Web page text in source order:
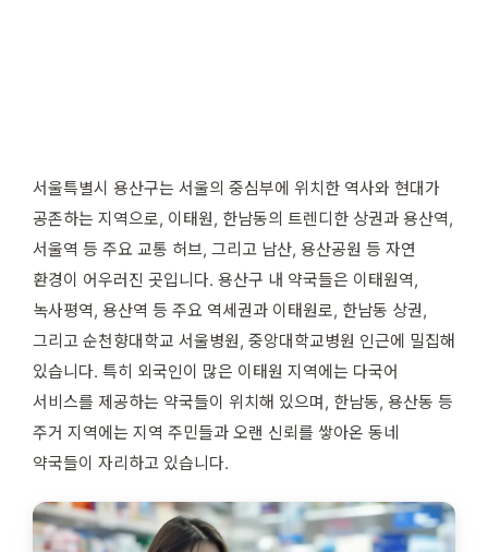
서울특별시 용산구는 서울의 중심부에 위치한 역사와 현대가
공존하는 지역으로, 이태원, 한남동의 트렌디한 상권과 용산역,
서울역 등 주요 교통 허브, 그리고 남산, 용산공원 등 자연
환경이 어우러진 곳입니다. 용산구 내 약국들은 이태원역,
녹사평역, 용산역 등 주요 역세권과 이태원로, 한남동 상권,
그리고 순천향대학교 서울병원, 중앙대학교병원 인근에 밀집해
있습니다. 특히 외국인이 많은 이태원 지역에는 다국어
서비스를 제공하는 약국들이 위치해 있으며, 한남동, 용산동 등
주거 지역에는 지역 주민들과 오랜 신뢰를 쌓아온 동네
약국들이 자리하고 있습니다.